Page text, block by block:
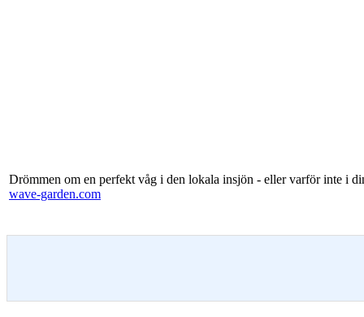
Drömmen om en perfekt våg i den lokala insjön - eller varför inte i
wave-garden.com